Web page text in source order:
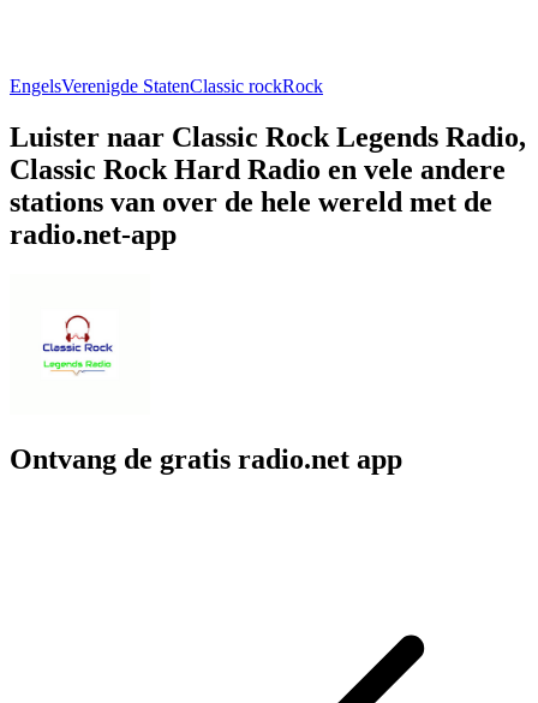
EngelsVerenigde StatenClassic rockRock
Luister naar Classic Rock Legends Radio,
Classic Rock Hard Radio en vele andere
stations van over de hele wereld met de
radio.net-app
Ontvang de gratis radio.net app